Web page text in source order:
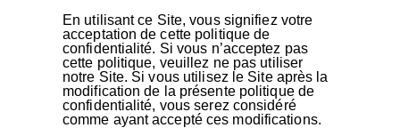
En utilisant ce Site, vous signifiez votre
acceptation de cette politique de
confidentialité. Si vous n’acceptez pas
cette politique, veuillez ne pas utiliser
notre Site. Si vous utilisez le Site après la
modification de la présente politique de
confidentialité, vous serez considéré
comme ayant accepté ces modifications.